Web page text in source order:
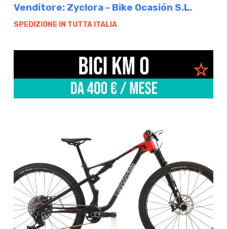
Venditore: Zyclora - Bike Ocasión S.L.
SPEDIZIONE IN TUTTA ITALIA